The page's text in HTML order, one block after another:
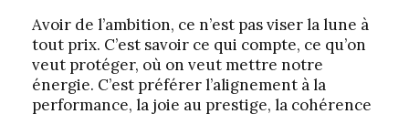
Avoir de l’ambition, ce n’est pas viser la lune à
tout prix. C’est savoir ce qui compte, ce qu’on
veut protéger, où on veut mettre notre
énergie. C’est préférer l’alignement à la
performance, la joie au prestige, la cohérence